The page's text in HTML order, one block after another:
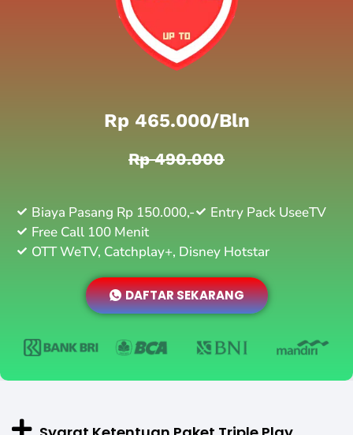
Rp 465.000/bln
Rp 490.000
Biaya Pasang Rp 150.000,-
Entry Pack UseeTV
Free Call 100 Menit
OTT WeTV, Catchplay+, Disney Hotstar
DAFTAR SEKARANG